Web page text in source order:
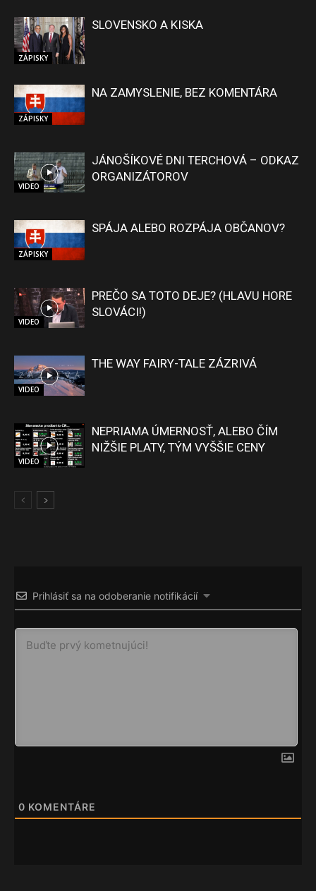
ZÁPISKY
SLOVENSKO A KISKA
ZÁPISKY
NA ZAMYSLENIE, BEZ KOMENTÁRA
VIDEO
JÁNOŠÍKOVÉ DNI TERCHOVÁ – ODKAZ
ORGANIZÁTOROV
ZÁPISKY
SPÁJA ALEBO ROZPÁJA OBČANOV?
VIDEO
PREČO SA TOTO DEJE? (HLAVU HORE
SLOVÁCI!)
VIDEO
THE WAY FAIRY-TALE ZÁZRIVÁ
VIDEO
NEPRIAMA ÚMERNOSŤ, ALEBO ČÍM
NIŽŠIE PLATY, TÝM VYŠŠIE CENY
Prihlásiť sa na odoberanie notifikácií
0 KOMENTÁRE